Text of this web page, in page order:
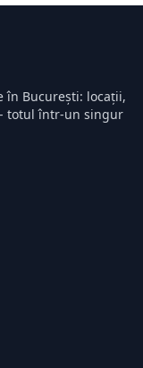
în București: locații,
totul într-un singur